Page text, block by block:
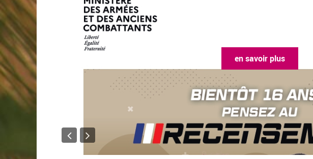
en savoir plus